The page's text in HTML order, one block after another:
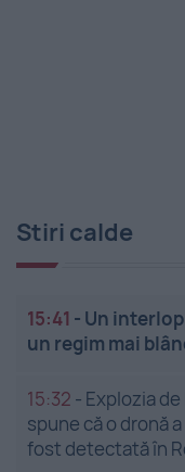
Stiri calde
15:41 - Un
un regim mai
15:32 - Explozia
spune că o dronă
fost detectată în